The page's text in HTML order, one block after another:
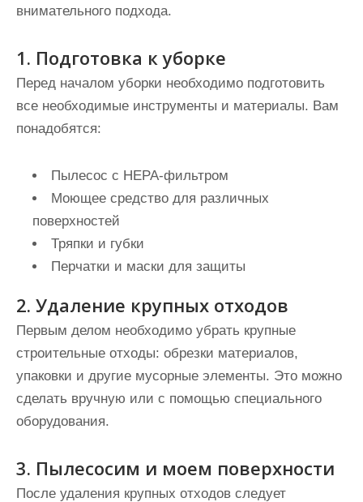
внимательного подхода.
1. Подготовка к уборке
Перед началом уборки необходимо подготовить
все необходимые инструменты и материалы. Вам
понадобятся:
Пылесос с HEPA-фильтром
Моющее средство для различных
поверхностей
Тряпки и губки
Перчатки и маски для защиты
2. Удаление крупных отходов
Первым делом необходимо убрать крупные
строительные отходы: обрезки материалов,
упаковки и другие мусорные элементы. Это можно
сделать вручную или с помощью специального
оборудования.
3. Пылесосим и моем поверхности
После удаления крупных отходов следует